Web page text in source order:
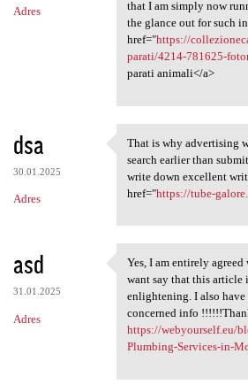
Adres
that I am simply now
the glance out for such
href="https://
parati/4214-781625-
parati animali</a>
dsa
30.01.2025
Adres
That is why
That is why advertising
search earlier than
write down excellent
href="https://tube-
asd
31.01.2025
Adres
Yes, I am entirely
Yes, I am entirely
want say that this article
enlightening. I also have
concerned info
https://webyourself.eu/
Plumbing-Services-in-